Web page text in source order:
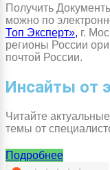
Получить
можно по
Топ Эксперт», г.
регионы России
почтой России.
Инсайты от
Читайте
темы от
Подробнее